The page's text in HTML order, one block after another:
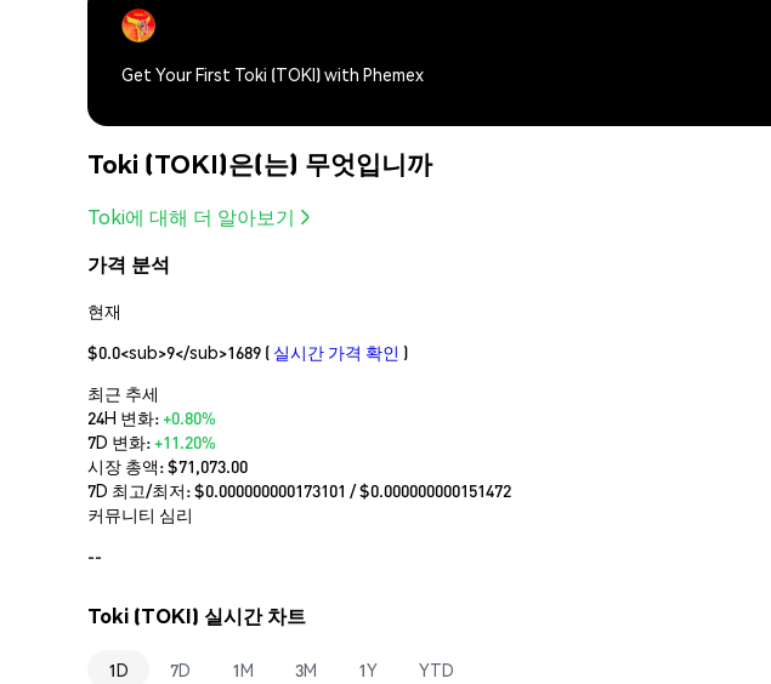
Get Your First Toki (TOKI) with Phemex
Toki (TOKI)은(는) 무엇입니까
Toki에 대해 더 알아보기
가격 분석
현재
$0.0<sub>9</sub>1689 ( 실시간 가격 확인 )
최근 추세
24H 변화:+0.80%
7D 변화:+11.20%
시장 총액:$71,073.00
7D 최고/최저: $0.000000000173101 / $0.000000000151472
커뮤니티 심리
--
Toki (TOKI) 실시간 차트
1D 7D 1M 3M 1Y YTD